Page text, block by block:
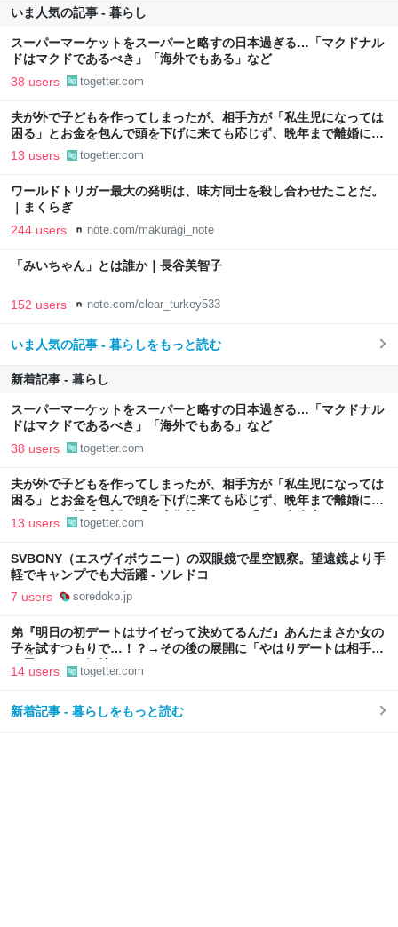
いま人気の記事 - 暮らし
スーパーマーケットをスーパーと略すの日本過ぎる…「マクドナル
ドはマクドであるべき」「海外でもある」など
38 users togetter.com
夫が外で子どもを作ってしまったが、相手方が「私生児になっては
困る」とお金を包んで頭を下げに来ても応じず、晩年まで離婚に応
じなかった親戚の話→「一生復讐になる」「これ本人幸せなの？」
13 users togetter.com
ワールドトリガー最大の発明は、味方同士を殺し合わせたことだ。
｜まくらぎ
244 users note.com/makuragi_note
「みいちゃん」とは誰か｜長谷美智子
152 users note.com/clear_turkey533
いま人気の記事 - 暮らしをもっと読む
新着記事 - 暮らし
スーパーマーケットをスーパーと略すの日本過ぎる…「マクドナル
ドはマクドであるべき」「海外でもある」など
38 users togetter.com
夫が外で子どもを作ってしまったが、相手方が「私生児になっては
困る」とお金を包んで頭を下げに来ても応じず、晩年まで離婚に応
じなかった親戚の話→「一生復讐になる」「これ本人幸せなの？」
13 users togetter.com
SVBONY（エスヴイボウニー）の双眼鏡で星空観察。望遠鏡より手
軽でキャンプでも大活躍 - ソレドコ
7 users soredoko.jp
弟『明日の初デートはサイゼって決めてるんだ』あんたまさか女の
子を試すつもりで…！？→その後の展開に「やはりデートは相手へ
の思いやりの気持ち」
14 users togetter.com
新着記事 - 暮らしをもっと読む